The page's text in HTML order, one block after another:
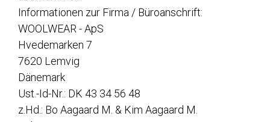
Informationen zur Firma / Büroanschrift:
WOOLWEAR - ApS
Hvedemarken 7
7620 Lemvig
Dänemark
Ust.-Id-Nr.: DK 43 34 56 48
z.Hd.: Bo Aagaard M. & Kim Aagaard M.